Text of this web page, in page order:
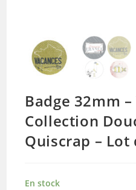
Badge 32mm –
Collection
Quiscrap – Lot
En stock